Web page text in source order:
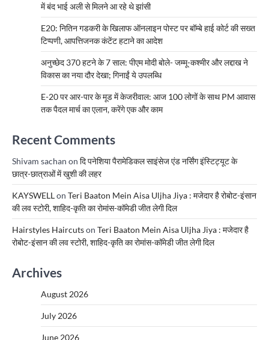
में बंद भाई अली से मिलने आ रहे थे झांसी
E20: नितिन गडकरी के खिलाफ ऑनलाइन पोस्ट पर बॉम्बे हाई कोर्ट की सख्त
टिप्पणी, आपत्तिजनक कंटेंट हटाने का आदेश
अनुच्छेद 370 हटने के 7 साल: पीएम मोदी बोले- जम्मू-कश्मीर और लद्दाख ने
विकास का नया दौर देखा; गिनाईं ये उपलब्धि
E-20 पर आर-पार के मूड में केजरीवाल: आज 100 लोगों के साथ PM आवास
तक पैदल मार्च का एलान, करेंगे एक और काम
Recent Comments
Shivam sachan on दि पनेशिया पैरामेडिकल साइंसेज एंड नर्सिंग इंस्टिट्यूट के
छात्र-छात्राओं में खुशी की लहर
KAYSWELLon Teri Baaton Mein Aisa Uljha Jiya : मजेदार है रोबोट-इंसान
की लव स्टोरी, शाहिद-कृति का रोमांस-कॉमेडी जीत लेगी दिल
Hairstyles Haircutson Teri Baaton Mein Aisa Uljha Jiya : मजेदार है
रोबोट-इंसान की लव स्टोरी, शाहिद-कृति का रोमांस-कॉमेडी जीत लेगी दिल
Archives
August 2026
July 2026
June 2026